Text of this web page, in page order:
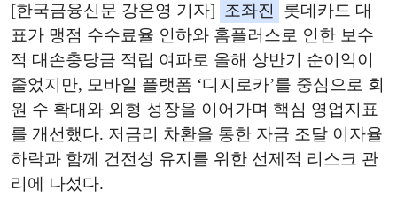
[한국금융신문 강은영 기자] 조좌진
롯데카드 대
표가 맹점 수수료율 인하와 홈플러스로 인한 보수
적 대손충당금 적립 여파로 올해 상반기 순이익이
줄었지만, 모바일 플랫폼 ‘디지로카’를 중심으로 회
원 수 확대와 외형 성장을 이어가며 핵심 영업지표
를 개선했다. 저금리 차환을 통한 자금 조달 이자율
하락과 함께 건전성 유지를 위한 선제적 리스크 관
리에 나섰다.